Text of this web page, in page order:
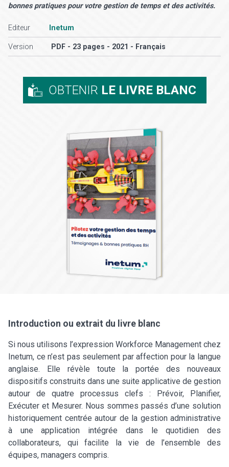
bonnes pratiques pour votre gestion de temps et des activités.
Editeur Inetum
Version PDF - 23 pages - 2021 - Français
OBTENIR LE LIVRE BLANC
Introduction ou extrait du livre blanc
Si nous utilisons l’expression Workforce Management chez
Inetum, ce n’est pas seulement par affection pour la langue
anglaise. Elle révèle toute la portée des nouveaux
dispositifs construits dans une suite applicative de gestion
autour de quatre processus clefs : Prévoir, Planifier,
Exécuter et Mesurer. Nous sommes passés d’une solution
historiquement centrée autour de la gestion administrative
à une application intégrée dans le quotidien des
collaborateurs, qui facilite la vie de l’ensemble des
équipes, managers compris.